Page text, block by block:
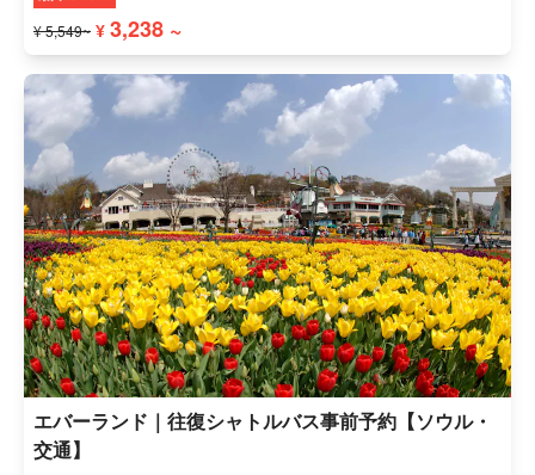
¥ 5,549~ ¥ 3,238 ~
エバーランド｜往復シャトルバス事前予約【ソウル・
交通】